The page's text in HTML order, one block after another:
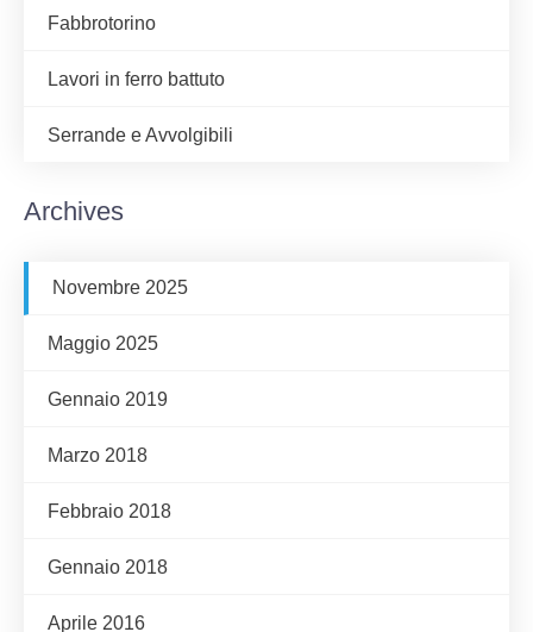
Fabbrotorino
Lavori in ferro battuto
Serrande e Avvolgibili
Archives
Novembre 2025
Maggio 2025
Gennaio 2019
Marzo 2018
Febbraio 2018
Gennaio 2018
Aprile 2016